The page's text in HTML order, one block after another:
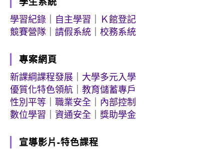
學習紀錄
自主學習
Ｋ館登記
競賽營隊
請假系統 校務系統
專案網頁
新課綱課程發展
大學多元入學
優質化特色領航
教育儲蓄專戶
性別平等
職業安全
內部控制
數位學習
資通安全 獎助學金
宣導影片-特色課程